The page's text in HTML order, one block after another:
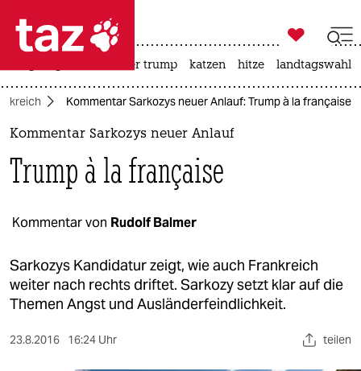
 taz zahl ich
taz zahl ich
politik
öko
gesellschaft
kultur

taz zahl ich
usa unter trump katzen hitze landtagswahl
Kommentar Sarkozys neuer Anlauf: Trump à la française
Kommentar Sarkozys neuer Anlauf
Trump à la française
Kommentar von Rudolf Balmer
Sarkozys Kandidatur zeigt, wie auch Frankreich
weiter nach rechts driftet. Sarkozy setzt klar auf die
Themen Angst und Ausländerfeindlichkeit.
23.8.2016 16:24 Uhr teilen